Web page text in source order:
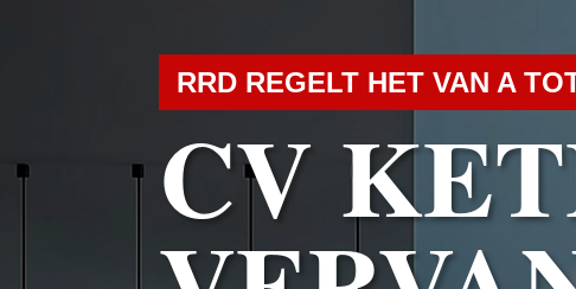
RRD REGELT HET VAN A
CV